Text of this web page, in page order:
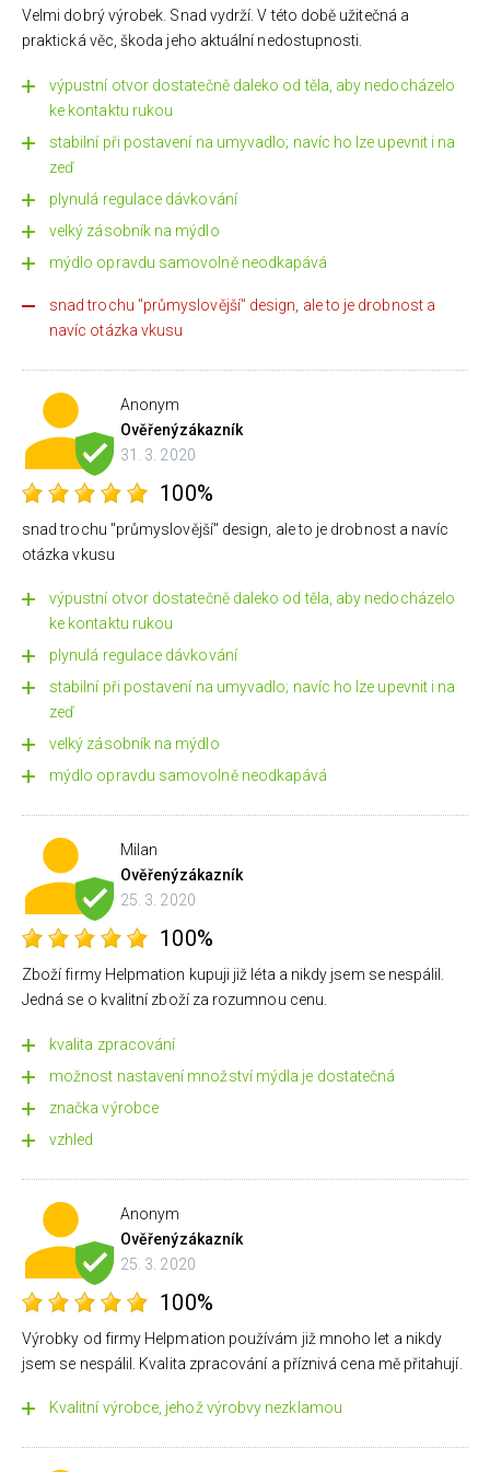
Velmi dobrý výrobek. Snad vydrží. V této době užitečná a
praktická věc, škoda jeho aktuální nedostupnosti.
výpustní otvor dostatečně daleko od těla, aby nedocházelo
ke kontaktu rukou
stabilní při postavení na umyvadlo; navíc ho lze upevnit i na
zeď
plynulá regulace dávkování
velký zásobník na mýdlo
mýdlo opravdu samovolně neodkapává
snad trochu "průmyslovější" design, ale to je drobnost a
navíc otázka vkusu
Anonym
Ověřenýzákazník
31. 3. 2020
100%
snad trochu "průmyslovější" design, ale to je drobnost a navíc
otázka vkusu
výpustní otvor dostatečně daleko od těla, aby nedocházelo
ke kontaktu rukou
plynulá regulace dávkování
stabilní při postavení na umyvadlo; navíc ho lze upevnit i na
zeď
velký zásobník na mýdlo
mýdlo opravdu samovolně neodkapává
Milan
Ověřenýzákazník
25. 3. 2020
100%
Zboží firmy Helpmation kupuji již léta a nikdy jsem se nespálil.
Jedná se o kvalitní zboží za rozumnou cenu.
kvalita zpracování
možnost nastavení množství mýdla je dostatečná
značka výrobce
vzhled
Anonym
Ověřenýzákazník
25. 3. 2020
100%
Výrobky od firmy Helpmation používám již mnoho let a nikdy
jsem se nespálil. Kvalita zpracování a příznivá cena mě přitahují.
Kvalitní výrobce, jehož výrobvy nezklamou